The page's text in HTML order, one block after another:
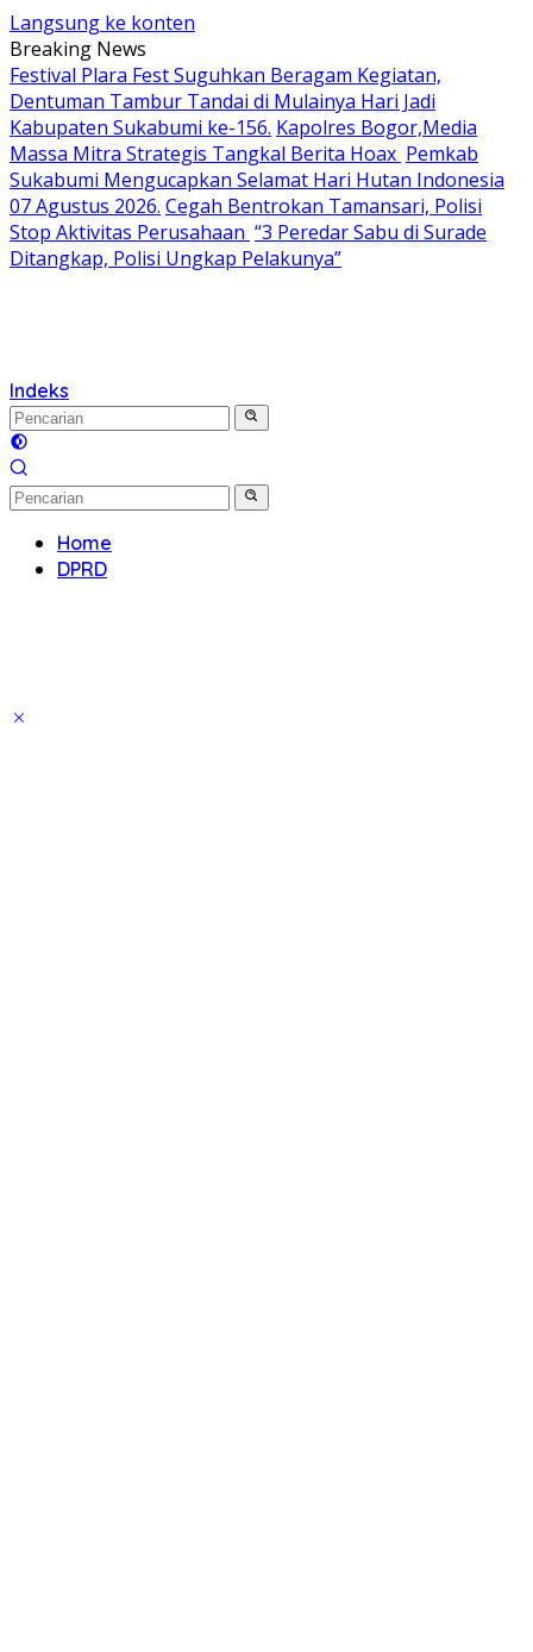
Langsung ke konten
Breaking News
Festival Plara Fest Suguhkan Beragam Kegiatan,
Dentuman Tambur Tandai di Mulainya Hari Jadi
Kabupaten Sukabumi ke-156. Kapolres Bogor,Media
Massa Mitra Strategis Tangkal Berita Hoax Pemkab
Sukabumi Mengucapkan Selamat Hari Hutan Indonesia
07 Agustus 2026. Cegah Bentrokan Tamansari, Polisi
Stop Aktivitas Perusahaan “3 Peredar Sabu di Surade
Ditangkap, Polisi Ungkap Pelakunya”
Indeks
Home
DPRD